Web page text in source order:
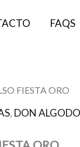
FAQS
FIESTA ORO
, DON